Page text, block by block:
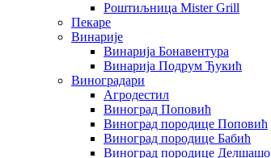
Роштиљница Mister Grill
Пекаре
Винарије
Винарија Бонавентура
Винарија Подрум Ђукић
Виноградари
Агродестил
Виноград Поповић
Виноград породице Поповић
Виноград породице Бабић
Виноград породице Делшашо